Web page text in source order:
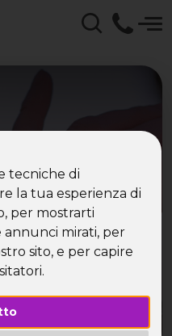
tecniche di
la tua esperienza di
per mostrarti
mirati, per
sito, e per capire
per
per te irresistibili
single!